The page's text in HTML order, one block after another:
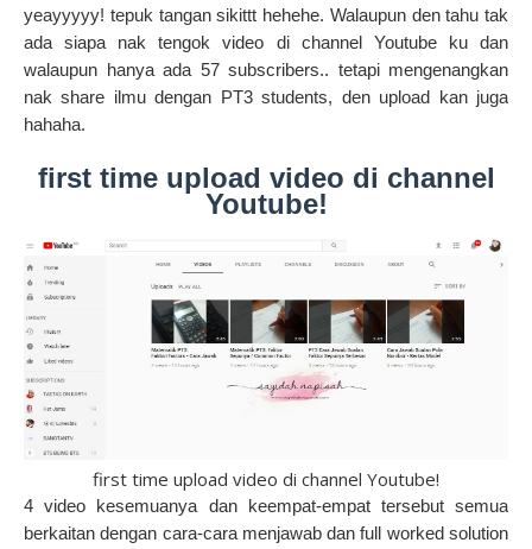
yeayyyyy! tepuk tangan sikittt hehehe. Walaupun den tahu tak
ada siapa nak tengok video di channel Youtube ku dan
walaupun hanya ada 57 subscribers.. tetapi mengenangkan
nak share ilmu dengan PT3 students, den upload kan juga
hahaha.
first time upload video di channel
Youtube!
first time upload video di channel Youtube!
4 video kesemuanya dan keempat-empat tersebut semua
berkaitan dengan cara-cara menjawab dan full worked solution